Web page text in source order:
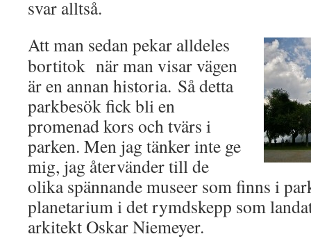
svar alltså.
Att man sedan pekar alldeles
bortitok när man visar vägen
är en annan historia. Så detta
parkbesök fick bli en
promenad kors och tvärs i
parken. Men jag tänker inte ge
mig, jag återvänder till de
olika spännande museer som finns i
planetarium i det rymdskepp som
arkitekt Oskar Niemeyer.